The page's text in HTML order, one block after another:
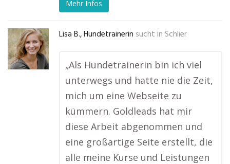
Mehr Infos
Lisa B., Hundetrainerin sucht in Schlier
„Als Hundetrainerin bin ich viel
unterwegs und hatte nie die Zeit,
mich um eine Webseite zu
kümmern. Goldleads hat mir
diese Arbeit abgenommen und
eine großartige Seite erstellt, die
alle meine Kurse und Leistungen